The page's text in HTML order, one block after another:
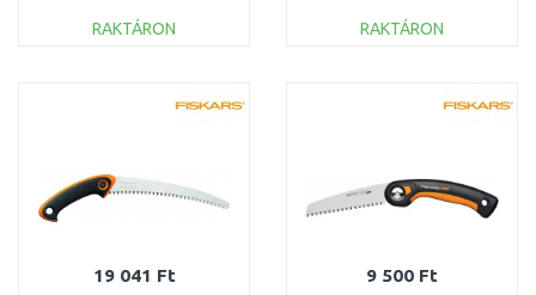
RAKTÁRON
Összehasonlítás
RAKTÁRON
Összehasonlítás
19 041 Ft 9 500 Ft